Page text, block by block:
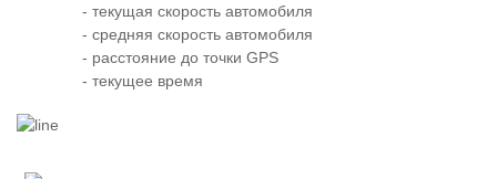
- текущая скорость автомобиля
- средняя скорость автомобиля
- расстояние до точки GPS
- текущее время